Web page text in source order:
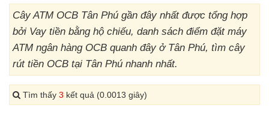
Cây ATM OCB Tân Phú gần đây nhất được tổng hợp
bởi Vay tiền bằng hộ chiếu, danh sách điểm đặt máy
ATM ngân hàng OCB quanh đây ở Tân Phú, tìm cây
rút tiền OCB tại Tân Phú nhanh nhất.
Tìm thấy 3 kết quả (0.0013 giây)